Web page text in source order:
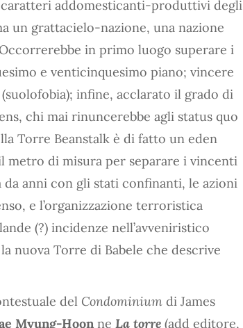
addomesticanti-produttivi degli
un grattacielo-nazione, una nazione
in primo luogo superare i
e venticinquesimo piano; vincere
infine, acclarato il grado di
chi mai rinuncerebbe agli status quo
Torre Beanstalk è di fatto un eden
di misura per separare i vincenti
anni con gli stati confinanti, le azioni
e l’organizzazione terroristica
(?) incidenze nell’avveniristico
nuova Torre di Babele che descrive
del Condominium di James
Myung-Hoon ne La torre (add editore,